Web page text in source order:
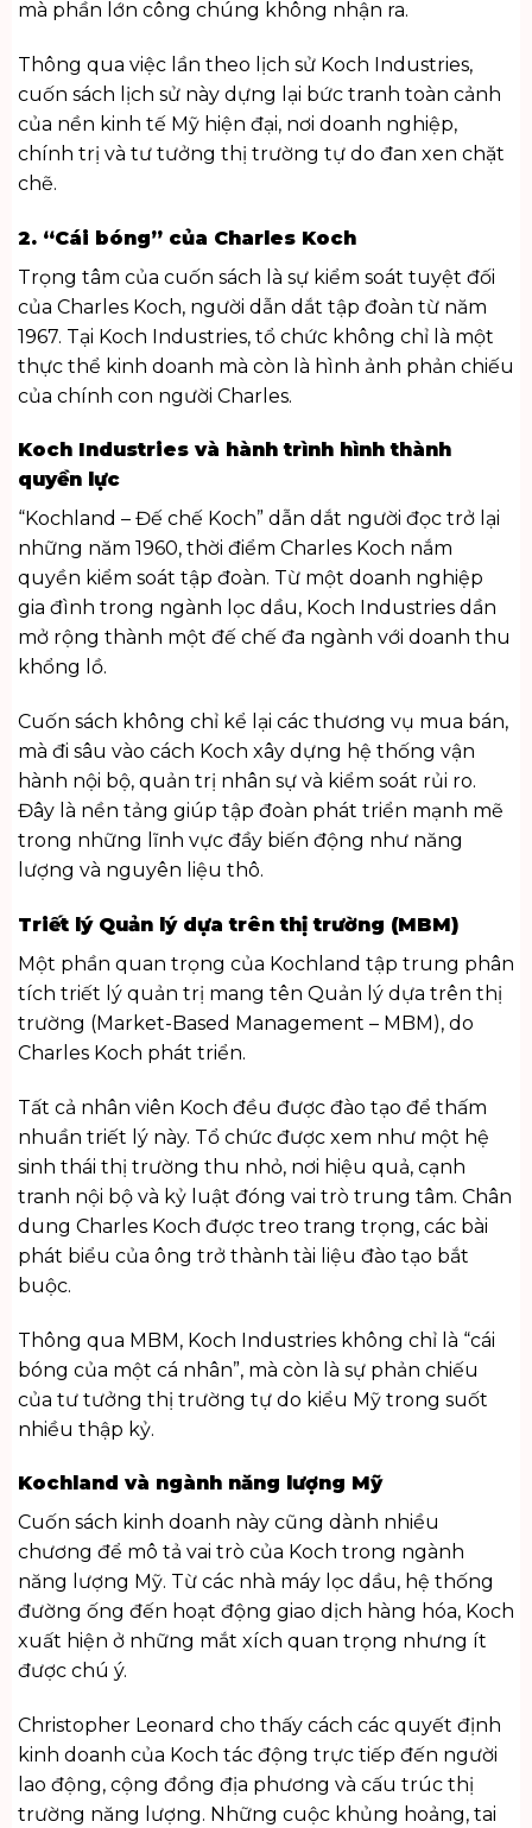
mà phần lớn công chúng không nhận ra.
Thông qua việc lần theo lịch sử Koch Industries,
cuốn sách lịch sửnày dựng lại bức tranh toàn cảnh
của nền kinh tế Mỹ hiện đại, nơi doanh nghiệp,
chính trị và tư tưởng thị trường tự do đan xen chặt
chẽ.
2. “Cái bóng” của Charles Koch
Trọng tâm của cuốn sách là sự kiểm soát tuyệt đối
của Charles Koch, người dẫn dắt tập đoàn từ năm
1967. Tại Koch Industries, tổ chức không chỉ là một
thực thể kinh doanh mà còn là hình ảnh phản chiếu
của chính con người Charles.
Koch Industries và hành trình hình thành
quyền lực
“Kochland – Đế chế Koch” dẫn dắt người đọc trở lại
những năm 1960, thời điểm Charles Koch nắm
quyền kiểm soát tập đoàn. Từ một doanh nghiệp
gia đình trong ngành lọc dầu, Koch Industries dần
mở rộng thành một đế chế đa ngành với doanh thu
khổng lồ.
Cuốn sách không chỉ kể lại các thương vụ mua bán,
mà đi sâu vào cách Koch xây dựng hệ thống vận
hành nội bộ, quản trị nhân sự và kiểm soát rủi ro.
Đây là nền tảng giúp tập đoàn phát triển mạnh mẽ
trong những lĩnh vực đầy biến động như năng
lượng và nguyên liệu thô.
Triết lý Quản lý dựa trên thị trường (MBM)
Một phần quan trọng của Kochland tập trung phân
tích triết lý quản trị mang tên Quản lý dựa trên thị
trường (Market-Based Management – MBM), do
Charles Koch phát triển.
Tất cả nhân viên Koch đều được đào tạo để thấm
nhuần triết lý này. Tổ chức được xem như một hệ
sinh thái thị trường thu nhỏ, nơi hiệu quả, cạnh
tranh nội bộ và kỷ luật đóng vai trò trung tâm. Chân
dung Charles Koch được treo trang trọng, các bài
phát biểu của ông trở thành tài liệu đào tạo bắt
buộc.
Thông qua MBM, Koch Industries không chỉ là “cái
bóng của một cá nhân”, mà còn là sự phản chiếu
của tư tưởng thị trường tự do kiểu Mỹ trong suốt
nhiều thập kỷ.
Kochland và ngành năng lượng Mỹ
Cuốn sách kinh doanh này cũng dành nhiều
chương để mô tả vai trò của Koch trong ngành
năng lượng Mỹ. Từ các nhà máy lọc dầu, hệ thống
đường ống đến hoạt động giao dịch hàng hóa, Koch
xuất hiện ở những mắt xích quan trọng nhưng ít
được chú ý.
Christopher Leonard cho thấy cách các quyết định
kinh doanh của Koch tác động trực tiếp đến người
lao động, cộng đồng địa phương và cấu trúc thị
trường năng lượng. Những cuộc khủng hoảng, tai